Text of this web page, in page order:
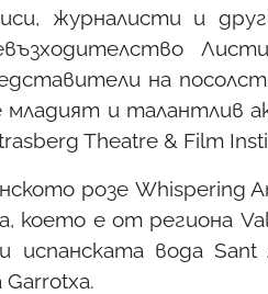
журналисти и
на
и талантлив
Theatre & Film
розе Whispering
което е от региона
испанската вода